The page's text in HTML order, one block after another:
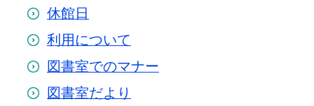
休館日
利用について
図書室でのマナー
図書室だより